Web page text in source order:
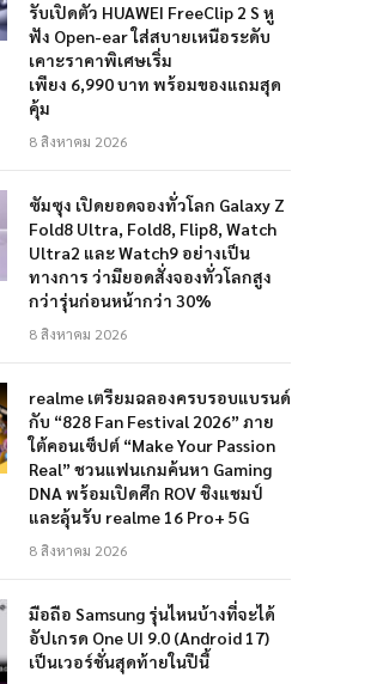
รับเปิดตัว HUAWEI FreeClip 2 S หู
ฟัง Open-ear ใส่สบายเหนือระดับ
เคาะราคาพิเศษเริ่ม
เพียง 6,990 บาท พร้อมของแถมสุด
คุ้ม
8 สิงหาคม 2026
ซัมซุง เปิดยอดจองทั่วโลก Galaxy Z
Fold8 Ultra, Fold8, Flip8, Watch
Ultra2 และ Watch9 อย่างเป็น
ทางการ ว่ามียอดสั่งจองทั่วโลกสูง
กว่ารุ่นก่อนหน้ากว่า 30%
8 สิงหาคม 2026
realme เตรียมฉลองครบรอบแบรนด์
กับ “828 Fan Festival 2026” ภาย
ใต้คอนเซ็ปต์ “Make Your Passion
Real” ชวนแฟนเกมค้นหา Gaming
DNA พร้อมเปิดศึก ROV ชิงแชมป์
และลุ้นรับ realme 16 Pro+ 5G
8 สิงหาคม 2026
มือถือ Samsung รุ่นไหนบ้างที่จะได้
อัปเกรด One UI 9.0 (Android 17)
เป็นเวอร์ชั่นสุดท้ายในปีนี้